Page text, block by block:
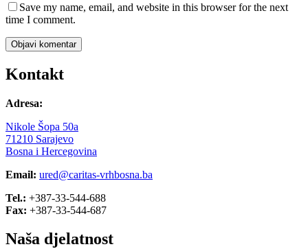
Save my name, email, and website in this browser for the next
time I comment.
Objavi komentar
Kontakt
Adresa:
Nikole Šopa 50a
71210 Sarajevo
Bosna i Hercegovina
Email: ured@caritas-vrhbosna.ba
Tel.: +387-33-544-688
Fax: +387-33-544-687
Naša djelatnost